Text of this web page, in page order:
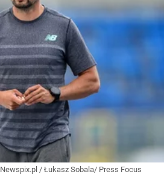
Newspix.pl / Łukasz Sobala/ Press Focus